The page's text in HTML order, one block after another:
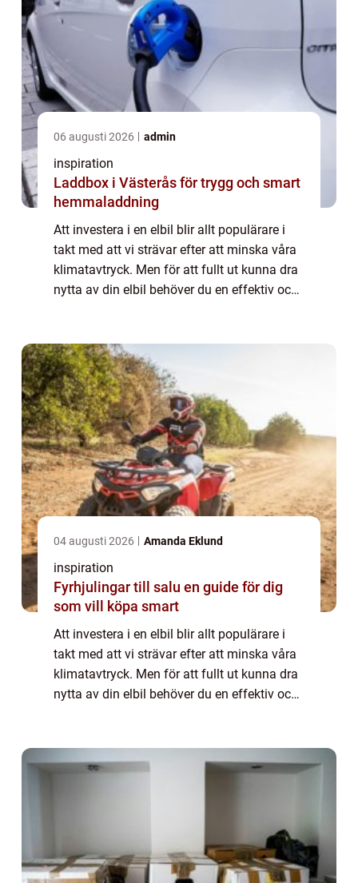
06 augusti 2026 admin
inspiration
Laddbox i Västerås för trygg och smart
hemmaladdning
Att investera i en elbil blir allt populärare i
takt med att vi strävar efter att minska våra
klimatavtryck. Men för att fullt ut kunna dra
nytta av din elbil behöver du en effektiv och
04 augusti 2026 Amanda Eklund
inspiration
Fyrhjulingar till salu en guide för dig
som vill köpa smart
Att investera i en elbil blir allt populärare i
takt med att vi strävar efter att minska våra
klimatavtryck. Men för att fullt ut kunna dra
nytta av din elbil behöver du en effektiv och